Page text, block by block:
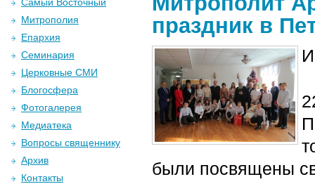
праздник в
были посвящены
Митрополия
Епархия
Семинария
Церковные СМИ
Блогосфера
Фотогалерея
Медиатека
Вопросы священнику
Архив
Контакты